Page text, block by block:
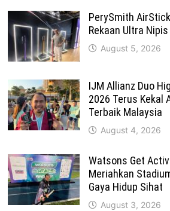
PerySmith
Rekaan Ultra
August 5, 2026
IJM Allianz Duo
2026 Terus Kekal
Terbaik Malaysia
August 4, 2026
Watsons Get
Meriahkan
Gaya Hidup Sihat
August 3, 2026